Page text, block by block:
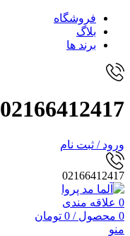
فروشگاه
بلاگ
برند ها
02166412417
ورود / ثبت نام
02166412417
0 علاقه مندی
0 محصول /
0 تومان
منو